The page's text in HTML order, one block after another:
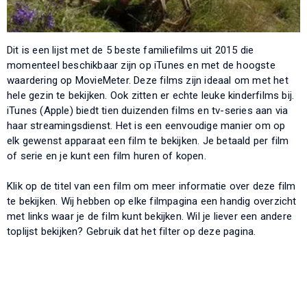
Dit is een lijst met de 5 beste familiefilms uit 2015 die
momenteel beschikbaar zijn op iTunes en met de hoogste
waardering op MovieMeter. Deze films zijn ideaal om met het
hele gezin te bekijken. Ook zitten er echte leuke kinderfilms bij.
iTunes (Apple) biedt tien duizenden films en tv-series aan via
haar streamingsdienst. Het is een eenvoudige manier om op
elk gewenst apparaat een film te bekijken. Je betaald per film
of serie en je kunt een film huren of kopen.
Klik op de titel van een film om meer informatie over deze film
te bekijken. Wij hebben op elke filmpagina een handig overzicht
met links waar je de film kunt bekijken. Wil je liever een andere
toplijst bekijken? Gebruik dat het filter op deze pagina.